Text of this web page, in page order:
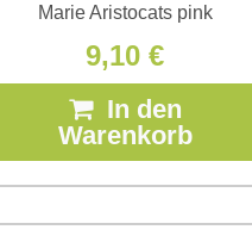
Marie Aristocats pink
9,10 €
In den
Warenkorb